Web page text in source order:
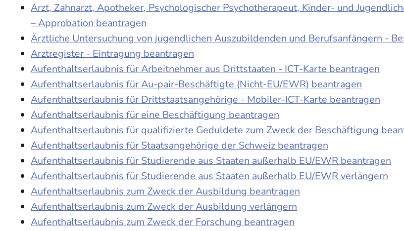
Arzt, Zahnarzt, Apotheker, Psychologischer Psychotherapeut, Kinder- und
– Approbation beantragen
Ärztliche Untersuchung von jugendlichen Auszubildenden und Berufsanfängern -
Arztregister - Eintragung beantragen
Aufenthaltserlaubnis für Arbeitnehmer aus Drittstaaten - ICT-Karte beantragen
Aufenthaltserlaubnis für Au-pair-Beschäftigte (Nicht-EU/EWR) beantragen
Aufenthaltserlaubnis für Drittstaatsangehörige - Mobiler-ICT-Karte beantragen
Aufenthaltserlaubnis für eine Beschäftigung beantragen
Aufenthaltserlaubnis für qualifizierte Geduldete zum Zweck der Beschäftigung
Aufenthaltserlaubnis für Staatsangehörige der Schweiz beantragen
Aufenthaltserlaubnis für Studierende aus Staaten außerhalb EU/EWR beantragen
Aufenthaltserlaubnis für Studierende aus Staaten außerhalb EU/EWR verlängern
Aufenthaltserlaubnis zum Zweck der Ausbildung beantragen
Aufenthaltserlaubnis zum Zweck der Ausbildung verlängern
Aufenthaltserlaubnis zum Zweck der Forschung beantragen